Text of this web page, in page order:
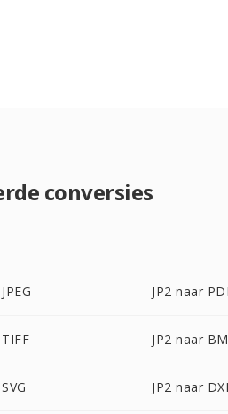
conversies
JP2 naar
JP2 naar
JP2 naar